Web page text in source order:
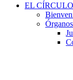
EL CÍRCULO